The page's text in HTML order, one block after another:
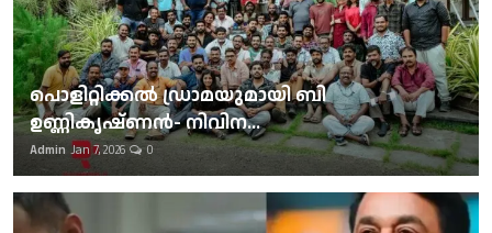
പൊളിറ്റിക്കല്‍ ഡ്രാമയുമായി ബി
ഉണ്ണികൃഷ്ണന്‍- നിവിന...
Admin Jan 7, 2026 0